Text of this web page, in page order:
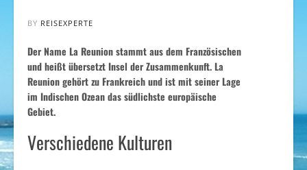
BY REISEXPERTE
Der Name La Reunion stammt aus dem Französischen
und heißt übersetzt Insel der Zusammenkunft. La
Reunion gehört zu Frankreich und ist mit seiner Lage
im Indischen Ozean das südlichste europäische
Gebiet.
Verschiedene Kulturen